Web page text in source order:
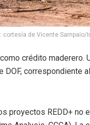
cortesía de Vicente Sampaio/
crédito maderero.
correspondiente
proyectos REDD+ no